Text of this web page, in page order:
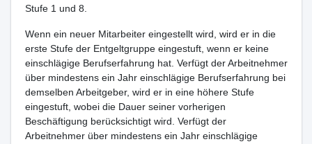
Stufe 1 und 8.
Wenn ein neuer Mitarbeiter eingestellt wird, wird er in die
erste Stufe der Entgeltgruppe eingestuft, wenn er keine
einschlägige Berufserfahrung hat. Verfügt der Arbeitnehmer
über mindestens ein Jahr einschlägige Berufserfahrung bei
demselben Arbeitgeber, wird er in eine höhere Stufe
eingestuft, wobei die Dauer seiner vorherigen
Beschäftigung berücksichtigt wird. Verfügt der
Arbeitnehmer über mindestens ein Jahr einschlägige